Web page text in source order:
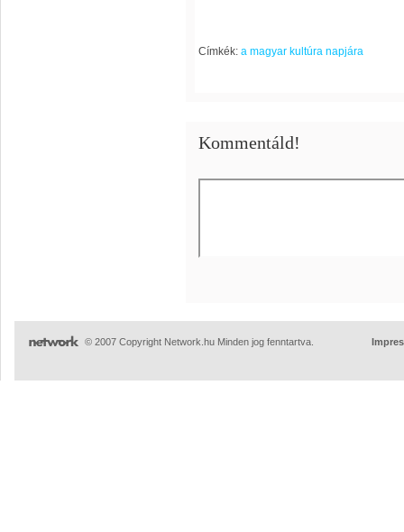
Címkék: a magyar kultúra napjára
Kommentáld!
© 2007 Copyright Network.hu Minden jog fenntartva.